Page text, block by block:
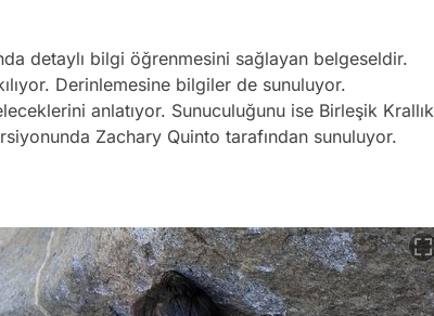
detaylı bilgi öğrenmesini sağlayan belgeseldir.
Derinlemesine bilgiler de sunuluyor.
anlatıyor. Sunuculuğunu ise Birleşik Krallık
Zachary Quinto tarafından sunuluyor.